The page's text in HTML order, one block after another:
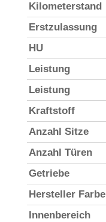
Kilometerstand
Erstzulassung
HU
Leistung
Leistung
Kraftstoff
Anzahl Sitze
Anzahl Türen
Getriebe
Hersteller Farbe
Innenbereich